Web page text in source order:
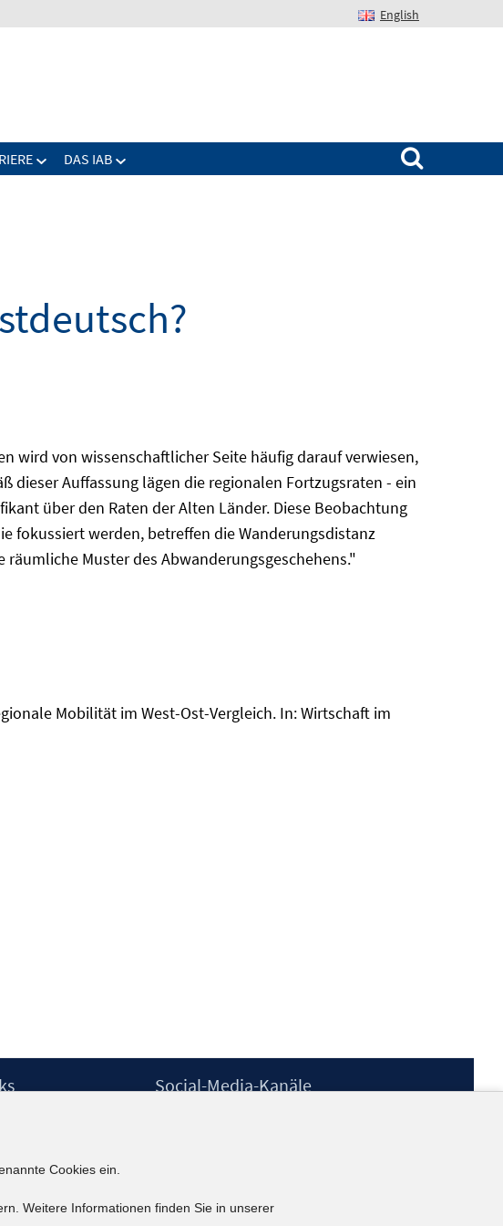
English
DAS IAB
Suchen nach:
wird von wissenschaftlicher Seite häufig darauf verwiesen,
dieser Auffassung lägen die regionalen Fortzugsraten - ein
über den Raten der Alten Länder. Diese Beobachtung
fokussiert werden, betreffen die Wanderungsdistanz
Muster des Abwanderungsgeschehens."
Mobilität im West-Ost-Vergleich. In: Wirtschaft im
Social-Media-Kanäle
kununu
Cookies ein.
Weitere Informationen finden Sie in unserer